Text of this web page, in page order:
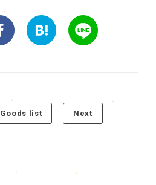
Goods list Next